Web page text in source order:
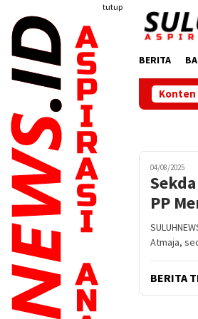
konten
tutup
BERITA
Konten
04/08/2025
PP
Atmaja,
BERITA